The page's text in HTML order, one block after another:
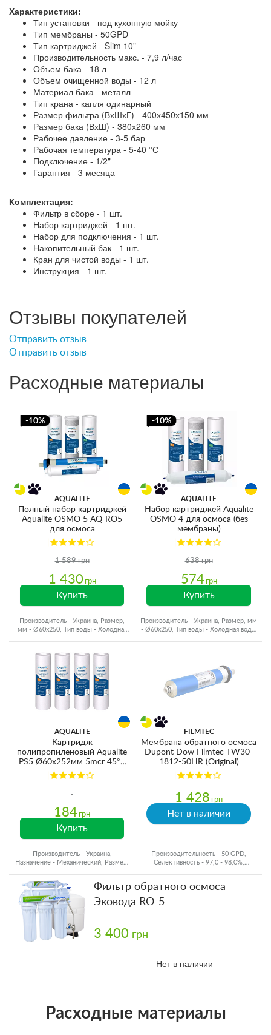
Характеристики:
Тип установки - под кухонную мойку
Тип мембраны - 50GPD
Тип картриджей - Slim 10"
Производительность макс. - 7,9 л/час
Объем бака - 18 л
Объем очищенной воды - 12 л
Материал бака - металл
Тип крана - капля одинарный
Размер фильтра (ВхШхГ) - 400х450х150 мм
Размер бака (ВхШ) - 380х260 мм
Рабочее давление - 3-5 бар
Рабочая температура - 5-40 °С
Подключение - 1/2"
Гарантия - 3 месяца
Комплектация:
Фильтр в сборе - 1 шт.
Набор картриджей - 1 шт.
Набор для подключения - 1 шт.
Накопительный бак - 1 шт.
Кран для чистой воды - 1 шт.
Инструкция - 1 шт.
Отзывы покупателей
Отправить отзыв
Отправить отзыв
Расходные материалы
-10%
AQUALITE
Полный набор картриджей
Aqualite OSMO 5 AQ-RO5
для осмоса
1 589 грн
1 430 грн
Купить
Производитель - Украина, Размер,
мм - Ø60x250, Тип воды - Холодная
-10%
AQUALITE
Набор картриджей Aqualite
OSMO 4 для осмоса (без
мембраны)
638 грн
574 грн
Купить
Производитель - Украина, Размер, мм
- Ø60x250, Тип воды - Холодная вода,
AQUALITE
Картридж
полипропиленовый Aqualite
PS5 Ø60x252мм 5mcr 45°C
(очистка от механических
примесей) (упаковка 4шт)
184 грн
Купить
Производитель - Украина,
Назначение - Механический, Размер,
FILMTEC
Мембрана обратного осмоса
Dupont Dow Filmtec TW30-
1812-50HR (Original)
1 428 грн
Нет в наличии
Производительность - 50 GPD,
Селективность - 97,0 - 98,0%,
Фильтр обратного осмоса
Эковода RO-5
3 400 грн
Нет в наличии
Расходные материалы